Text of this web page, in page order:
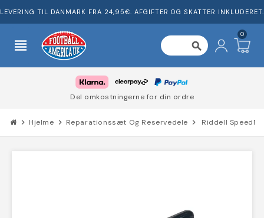
LEVERING TIL DANMARK FRA 24,95€. AFGIFTER OG SKATTER INKLUDERET.
view_headline search
0
Del omkostningerne for din ordre
chevron_right Hjelme chevron_right Reparationssæt Og Reservedele chevron_right Riddell